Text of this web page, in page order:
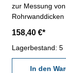
zur Messung von
Rohrwanddicken
Bügel lackiert-
mattverchromt-
Ablesung 0,001
0,00005"-
158,40 €*
Lagerbestand: 5
In den